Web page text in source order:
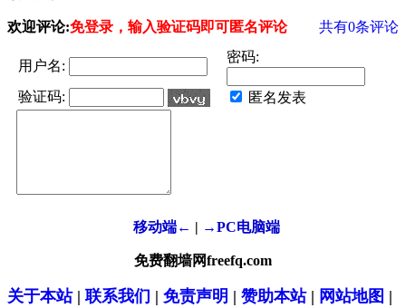
欢迎评论:免登录，输入验证码即可匿名评论 共有0条评论
用户名:
密码:
验证码: 匿名发表
移动端← | →PC电脑端
免费翻墙网freefq.com
关于本站| 联系我们 | 免责声明 | 赞助本站| 网站地图 |